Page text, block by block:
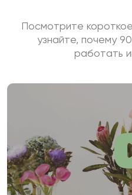
Посмотрите
узнайте, почему
работать